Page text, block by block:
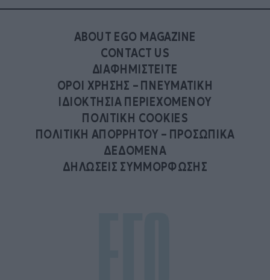
ABOUT EGO MAGAZINE
CONTACT US
ΔΙΑΦΗΜΙΣΤΕΙΤΕ
ΟΡΟΙ ΧΡΗΣΗΣ – ΠΝΕΥΜΑΤΙΚΗ
ΙΔΙΟΚΤΗΣΙΑ ΠΕΡΙΕΧΟΜΕΝΟΥ
ΠΟΛΙΤΙΚΗ COOKIES
ΠΟΛΙΤΙΚΗ ΑΠΟΡΡΗΤΟΥ – ΠΡΟΣΩΠΙΚΑ
ΔΕΔΟΜΕΝΑ
ΔΗΛΩΣΕΙΣ ΣΥΜΜΟΡΦΩΣΗΣ